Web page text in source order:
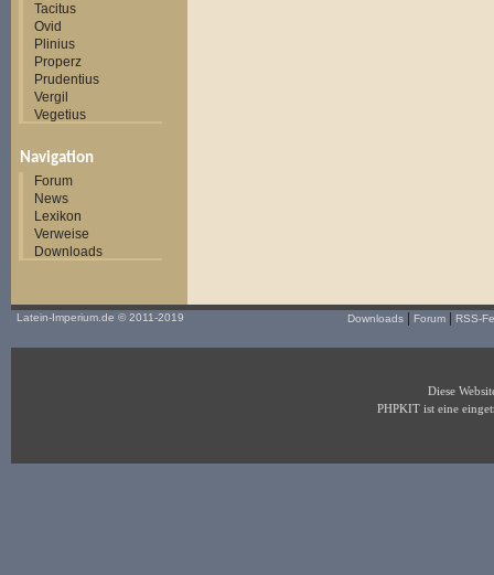
Tacitus
Ovid
Plinius
Properz
Prudentius
Vergil
Vegetius
Navigation
Forum
News
Lexikon
Verweise
Downloads
Latein-Imperium.de © 2011-2019 Downloads Forum RSS-
Diese
PHPKIT ist eine